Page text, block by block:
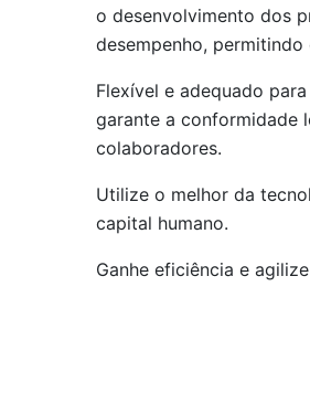
o desenvolvimento dos
desempenho,
Flexível e adequado
garante a conformidade
colaboradores.
Utilize o melhor da
capital humano.
Ganhe eficiência e